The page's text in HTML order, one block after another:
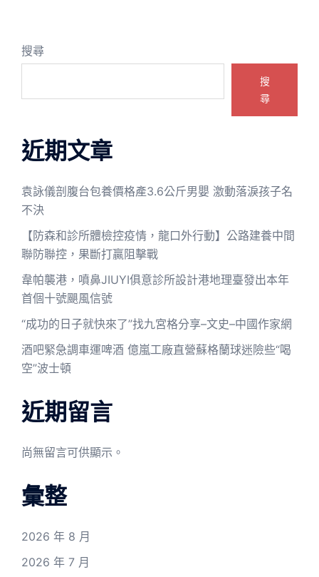
搜尋
搜
尋
近期文章
袁詠儀剖腹台包養價格產3.6公斤男嬰 激動落淚孩子名
不決
【防森和診所體檢控疫情，龍口外行動】公路建養中間
聯防聯控，果斷打贏阻擊戰
韋帕襲港，噴鼻JIUYI俱意診所設計港地理臺發出本年
首個十號颶風信號
“成功的日子就快來了”找九宮格分享–文史–中國作家網
酒吧緊急調車運啤酒 億嵐工廠直營蘇格蘭球迷險些“喝
空”波士頓
近期留言
尚無留言可供顯示。
彙整
2026 年 8 月
2026 年 7 月